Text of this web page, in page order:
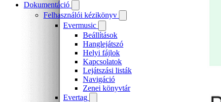
Dokumentáció
Felhasználói kézikönyv
Evermusic
Beállítások
Hanglejátszó
Helyi fájlok
Kapcsolatok
Lejátszási listák
Navigáció
Zenei könyvtár
Evertag